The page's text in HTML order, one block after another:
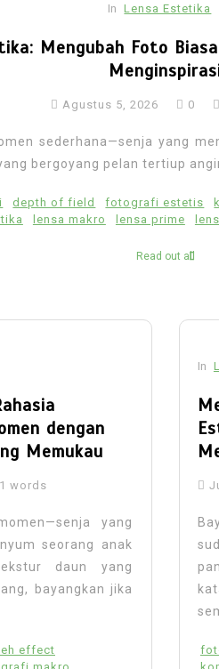
In Lensa Estetika
Mengubah Foto
Agustus 5, 2026 0
sederhana—senja yang
bergoyang pelan tertiup
depth of field fotografi estetis
lensa makro lensa prime
Read out all
dengan
Memukau
words
yang
seorang anak
daun yang
bayangkan jika
effect
In